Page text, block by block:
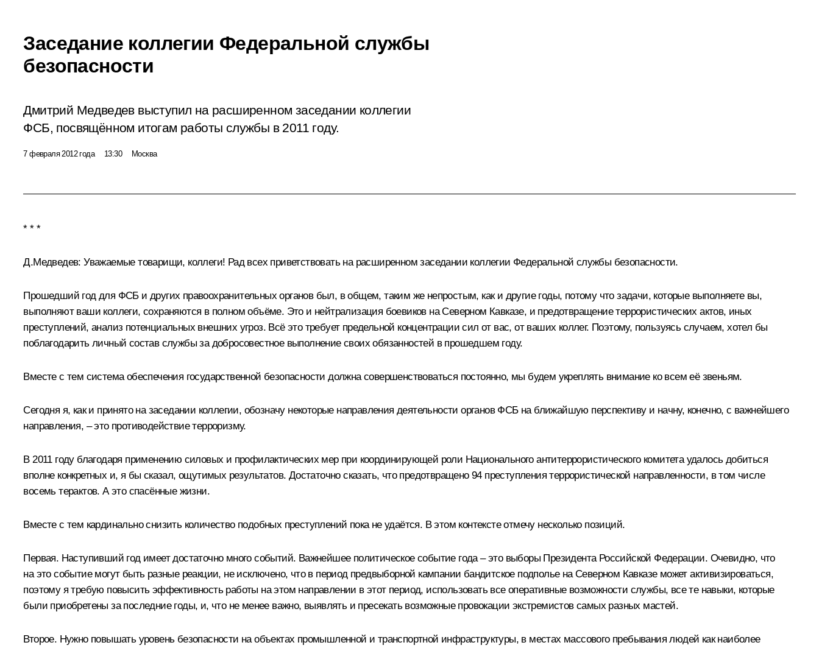
Заседание коллегии Федеральной службы
безопасности
Дмитрий Медведев выступил на расширенном заседании коллегии
ФСБ, посвящённом итогам работы службы в 2011 году.
7 февраля 2012 года 13:30 Москва
* * *
Д.Медведев: Уважаемые товарищи, коллеги! Рад всех приветствовать на расширенном заседании коллегии Федеральной службы безопасности.
Прошедший год для ФСБ и других правоохранительных органов был, в общем, таким же непростым, как и другие годы, потому что задачи, которые выполняете вы,
выполняют ваши коллеги, сохраняются в полном объёме. Это и нейтрализация боевиков на Северном Кавказе, и предотвращение террористических актов, иных
преступлений, анализ потенциальных внешних угроз. Всё это требует предельной концентрации сил от вас, от ваших коллег. Поэтому, пользуясь случаем, хотел бы
поблагодарить личный состав службы за добросовестное выполнение своих обязанностей в прошедшем году.
Вместе с тем система обеспечения государственной безопасности должна совершенствоваться постоянно, мы будем укреплять внимание ко всем её звеньям.
Сегодня я, как и принято на заседании коллегии, обозначу некоторые направления деятельности органов ФСБ на ближайшую перспективу и начну, конечно, с важнейшего
направления, – это противодействие терроризму.
В 2011 году благодаря применению силовых и профилактических мер при координирующей роли Национального антитеррористического комитета удалось добиться
вполне конкретных и, я бы сказал, ощутимых результатов. Достаточно сказать, что предотвращено 94 преступления террористической направленности, в том числе
восемь терактов. А это спасённые жизни.
Вместе с тем кардинально снизить количество подобных преступлений пока не удаётся. В этом контексте отмечу несколько позиций.
Первая. Наступивший год имеет достаточно много событий. Важнейшее политическое событие года – это выборы Президента Российской Федерации. Очевидно, что
на это событие могут быть разные реакции, не исключено, что в период предвыборной кампании бандитское подполье на Северном Кавказе может активизироваться,
поэтому я требую повысить эффективность работы на этом направлении в этот период, использовать все оперативные возможности службы, все те навыки, которые
были приобретены за последние годы, и, что не менее важно, выявлять и пресекать возможные провокации экстремистов самых разных мастей.
Второе. Нужно повышать уровень безопасности на объектах промышленной и транспортной инфраструктуры, в местах массового пребывания людей как наиболее